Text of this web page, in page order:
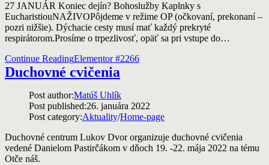
27 JANUÁR Koniec dejín? Bohoslužby Kaplnky s
EucharistiouNAŽIVOPôjdeme v režime OP (očkovaní, prekonaní –
pozri nižšie). Dýchacie cesty musí mať každý prekryté
respirátorom.Prosíme o trpezlivosť, opäť sa pri vstupe do…
Continue ReadingElementor #2266
Duchovné cvičenia
Post author:Matúš Uhlík
Post published:26. januára 2022
Post category:Aktuality/Home-page
Duchovné centrum Lukov Dvor organizuje duchovné cvičenia
vedené Danielom Pastirčákom v dňoch 19. -22. mája 2022 na tému
Otče náš.